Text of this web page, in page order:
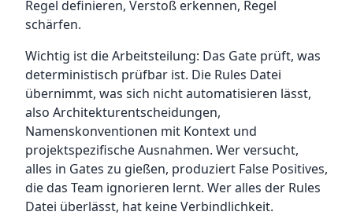
Regel definieren, Verstoß erkennen, Regel
schärfen.
Wichtig ist die Arbeitsteilung: Das Gate prüft, was
deterministisch prüfbar ist. Die Rules Datei
übernimmt, was sich nicht automatisieren lässt,
also Architekturentscheidungen,
Namenskonventionen mit Kontext und
projektspezifische Ausnahmen. Wer versucht,
alles in Gates zu gießen, produziert False Positives,
die das Team ignorieren lernt. Wer alles der Rules
Datei überlässt, hat keine Verbindlichkeit.